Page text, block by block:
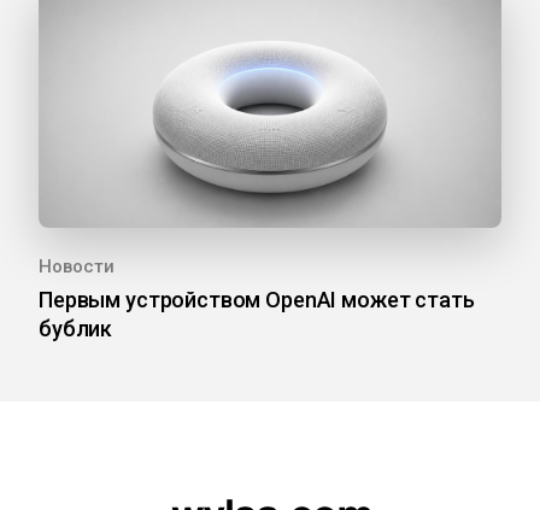
Новости
Первым устройством OpenAI может стать
бублик